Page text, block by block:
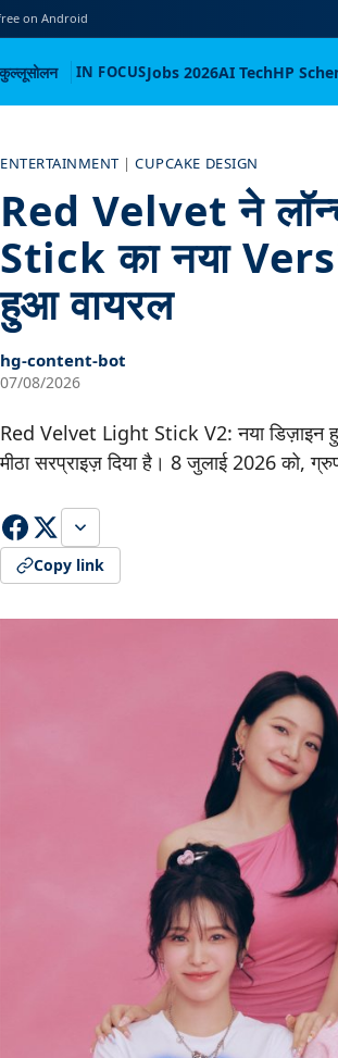
on Android
सोलन IN FOCUSJobs 2026AI TechHP
ENTERTAINMENT |CUPCAKE DESIGN
Red Velvet ने
Stick का नया
हुआ वायरल
hg-content-bot
07/08/2026
Red Velvet Light Stick V2: नया
मीठा सरप्राइज़ दिया है। 8 जुलाई 2026 को,
Copy link